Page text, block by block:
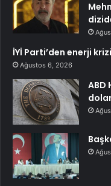
İYİ Parti’den enerji krizi
Ağustos 6, 2026
ABD